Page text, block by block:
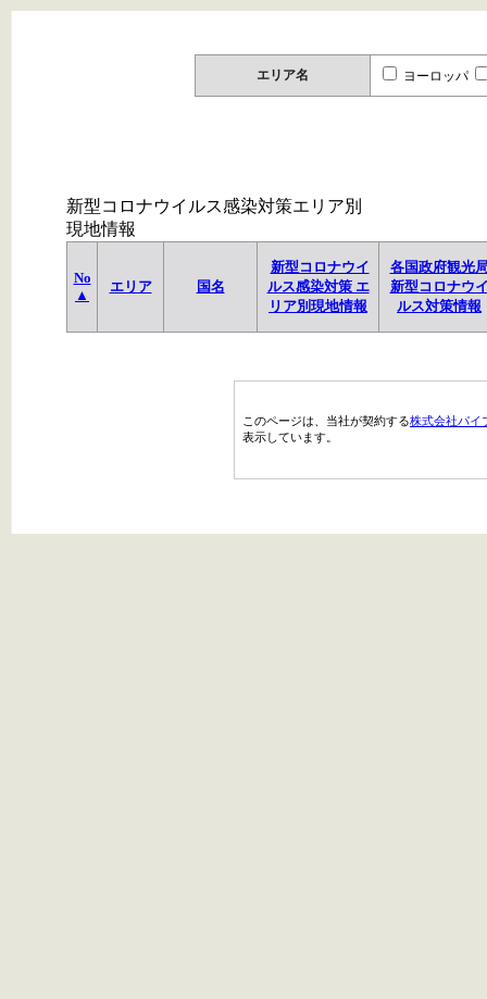
エリア名 ヨーロッパ
新型コロナウイルス感染対策エリア別
現地情報
No
▲
エリア 国名
新型コロナウイ
ルス感染対策 エ
リア別現地情報
各国政府観光
新型コロナウ
ルス対策情報
このページは、当社が契約する株式会社パイ
表示しています。